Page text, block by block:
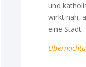
und
wirkt nah,
eine Stadt.